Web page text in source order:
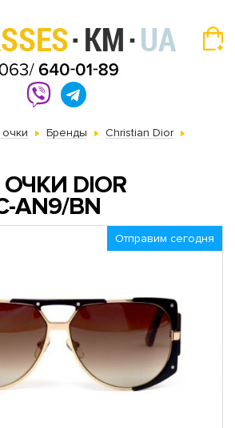
Бренды
Christian Dior
DIOR
AN9/BN
Отправим сегодня